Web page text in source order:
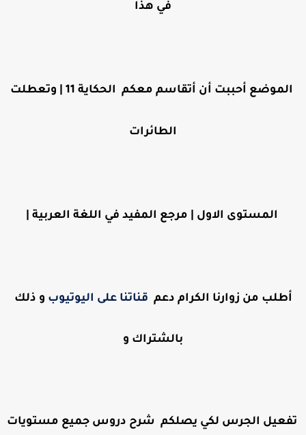
في هذا
الموضع أحببت أن أتقاسم معكم الحكاية 11 | وتعطلت
الطائرات
المستوى الاول | مرجع المفيد في اللغة العربية |
أطلب من زوارنا الكرام دعم قناتنا على اليوتيوب و ذلك
بالشتراك و
تفعيل الجرس لكي يصلكم شرح دروس جميع مستويات